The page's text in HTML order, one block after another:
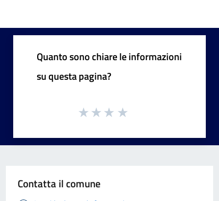
Quanto sono chiare le informazioni
su questa pagina?
Contatta il comune